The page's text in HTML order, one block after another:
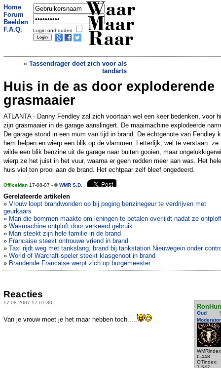
Home
Forum
Beelden
F.A.Q.
Login onthouden
Waar
Maar
Raar
« Tassendrager doet zich voor als
tandarts
Britten lanceren uniformen bestand
tegen messteken»
Huis in de as door exploderende
grasmaaier
ATLANTA - Danny Fendley zal zich voortaan wel een keer bedenken, voor
zijn grasmaaier in de garage aanslingert. De maaimachine explodeerde
De garage stond in een mum van tijd in brand. De echtgenote van Fendley
hem helpen en wierp een blik op de vlammen. Letterlijk, wel te verstaan: ze
wilde een blik benzine uit de garage naar buiten gooien, maar
wierp ze het juist in het vuur, waarna er geen redden meer aan was. Het hele
huis viel ten prooi aan de brand. Het echtpaar zelf bleef ongedeerd.
OfficeMan 17-08-07 - ©WMR S.D.
Gerelateerde artikelen
» Vrouw loopt brandwonden op bij poging benzinegeur te verdrijven met
geurkaars
» Man die bommen maakte om leningen te betalen overlijdt nadat ze
» Wasmachine ontploft door verkeerd gebruik
» Man steekt zijn hele familie in de brand
» Francaise steekt ontrouwe vriend in brand
» Taxi rijdt weg met tankslang, brand bij tankstation Nieuwegein onder
» World of Warcraft-speler steekt klasgenoot in brand
» Brandende Francaise werpt zich op burgemeester
Reacties
17-08-2007 17:07:30
Oud
Moderator
6.448
OTindex:
Van je vrouw moet je het maar hebben toch.....